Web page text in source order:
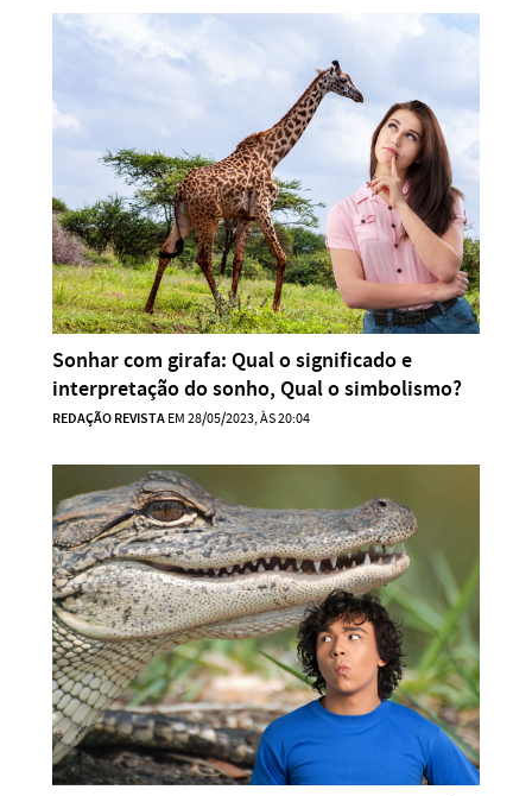
Sonhar com girafa: Qual o significado e
interpretação do sonho, Qual o simbolismo?
REDAÇÃO REVISTAEM 28/05/2023, ÀS 20:04